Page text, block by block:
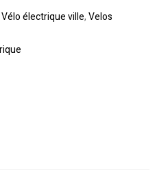
Vélo électrique ville,Velos